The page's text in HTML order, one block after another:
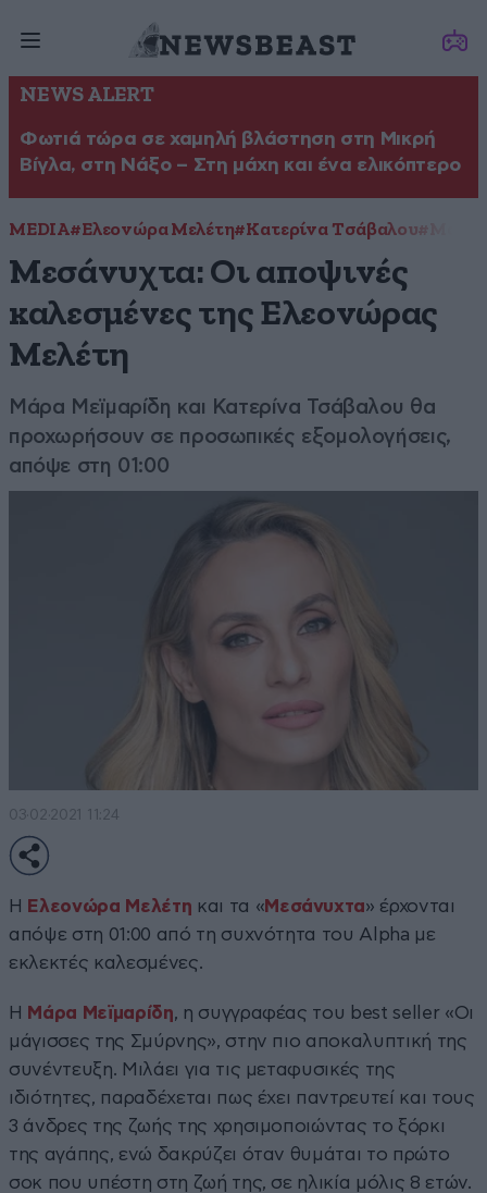
NEWS ALERT
Φωτιά τώρα σε χαμηλή βλάστηση στη Μικρή
Βίγλα, στη Νάξο – Στη μάχη και ένα ελικόπτερο
MEDIA#Ελεονώρα Μελέτη#Κατερίνα Τσάβαλου#Μάρα
Μεσάνυχτα: Οι αποψινές
καλεσμένες της Ελεονώρας
Μελέτη
Μάρα Μεϊμαρίδη και Κατερίνα Τσάβαλου θα
προχωρήσουν σε προσωπικές εξομολογήσεις,
απόψε στη 01:00
03·02·2021 11:24
Η Ελεονώρα Μελέτη και τα «Μεσάνυχτα» έρχονται
απόψε στη 01:00 από τη συχνότητα του Alpha με
εκλεκτές καλεσμένες.
Η Μάρα Μεϊμαρίδη, η συγγραφέας του best seller «Οι
μάγισσες της Σμύρνης», στην πιο αποκαλυπτική της
συνέντευξη. Μιλάει για τις μεταφυσικές της
ιδιότητες, παραδέχεται πως έχει παντρευτεί και τους
3 άνδρες της ζωής της χρησιμοποιώντας το ξόρκι
της αγάπης, ενώ δακρύζει όταν θυμάται το πρώτο
σοκ που υπέστη στη ζωή της, σε ηλικία μόλις 8 ετών.